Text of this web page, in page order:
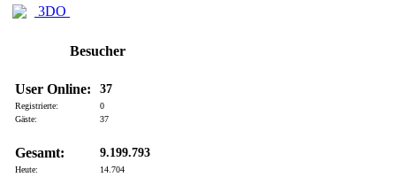
3DO
Besucher
User Online: 37
Registrierte:
0
Gäste:
37
Gesamt: 9.199.793
Heute:
14.704